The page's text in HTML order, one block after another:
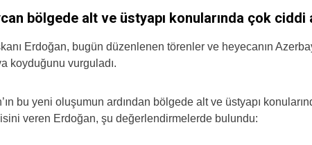
bölgede alt ve üstyapı konularında çok ciddi
Erdoğan, bugün düzenlenen törenler ve heyecanın
koyduğunu vurguladı.
bu yeni oluşumun ardından bölgede alt ve üstyapı
veren Erdoğan, şu değerlendirmelerde bulundu: